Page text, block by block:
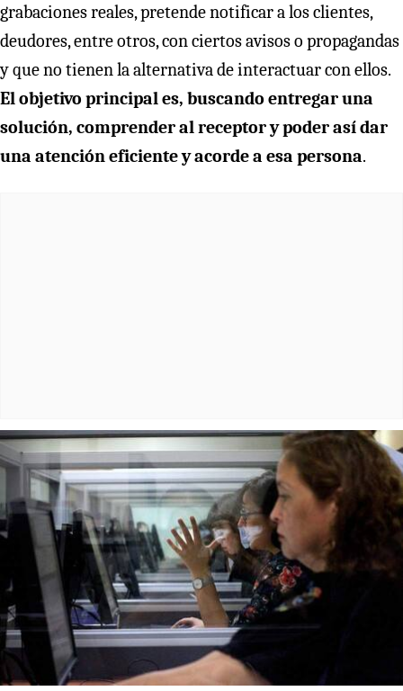
grabaciones reales, pretende notificar a los clientes,
deudores, entre otros, con ciertos avisos o propagandas
y que no tienen la alternativa de interactuar con ellos.
El objetivo principal es, buscando entregar una
solución, comprender al receptor y poder así dar
una atención eficiente y acorde a esa persona.